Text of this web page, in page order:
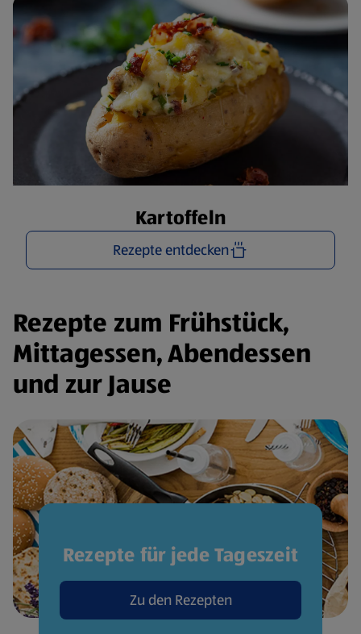
Kartoffeln
Rezepte entdecken
Rezepte zum Frühstück,
Mittagessen, Abendessen
und zur Jause
Rezepte für jede Tageszeit
Zu den Rezepten